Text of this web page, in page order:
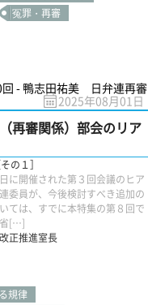
冤罪・再審
- 鴨志田祐美 日弁連再審
2025年08月01日
再審関係）部会のリア
の１］
開催された第３回会議のヒア
委員が、今後検討すべき追加の
ては、すでに本特集の第８回で
省[…]
正推進室長
規律